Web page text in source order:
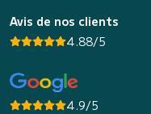
Avis de nos clients
4.88/5
4.9/5